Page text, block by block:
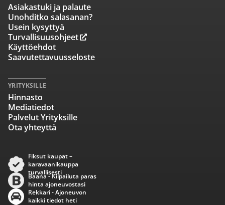
Asiakastuki ja palaute
Unohditko salasanan?
Usein kysyttyä
Turvallisuusohjeet
Käyttöehdot
Saavutettavuusseloste
YRITYKSILLE
Hinnasto
Mediatiedot
Palvelut Yrityksille
Ota yhteyttä
Fiksut kaupat –
karavaanikauppa
turvallisesti
Baana - Kilpailuta paras
hinta ajoneuvostasi
Rekkari - Ajoneuvon
kaikki tiedot heti